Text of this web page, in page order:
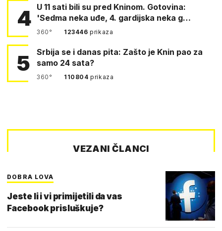
4 U 11 sati bili su pred Kninom. Gotovina:
'Sedma neka uđe, 4. gardijska neka g…
360° 123446prikaza
5
Srbija se i danas pita: Zašto je Knin pao za
samo 24 sata?
360° 110804prikaza
VEZANI ČLANCI
DOBRA LOVA
Jeste li i vi primijetili da vas
Facebook prisluškuje?